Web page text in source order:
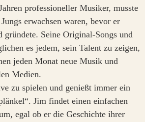
professioneller Musiker, musste
erwachsen waren, bevor er
gründete. Seine Original-Songs und
es jedem, sein Talent zu zeigen,
jeden Monat neue Musik und
Medien.
zu spielen und genießt immer ein
Jim findet einen einfachen
egal ob er die Geschichte ihrer